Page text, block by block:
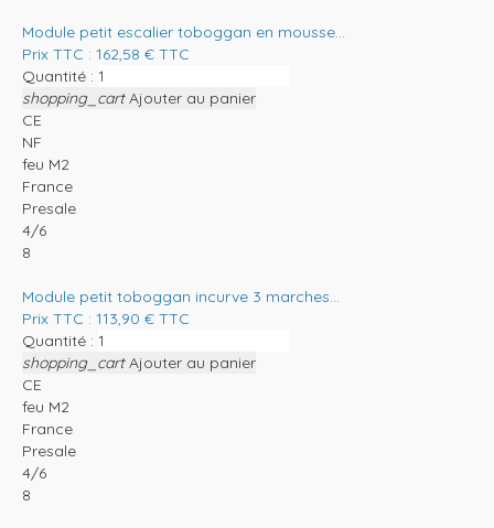
Module petit escalier toboggan en mousse...
Prix TTC : 162,58 € TTC
Quantité :
shopping_cart Ajouter au panier
CE
NF
feu M2
France
Presale
4/6
8
Module petit toboggan incurve 3 marches...
Prix TTC : 113,90 € TTC
Quantité :
shopping_cart Ajouter au panier
CE
feu M2
France
Presale
4/6
8